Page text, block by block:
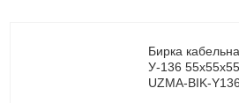
Бирка
У-136
UZMA-BIK-